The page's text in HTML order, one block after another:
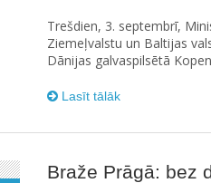
Trešdien, 3. septembrī,
Ziemeļvalstu un Baltijas
Dānijas galvaspilsētā
Lasīt tālāk
Braže Prāgā: bez